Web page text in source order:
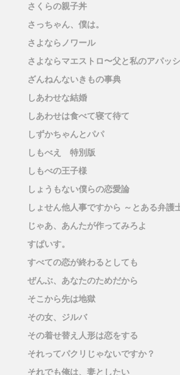
さくらの親子丼
さっちゃん、僕は。
さよならノワール
さよならマエストロ〜父と私のアパッ
ざんねんないきもの事典
しあわせな結婚
しあわせは食べて寝て待て
しずかちゃんとパパ
しもべえ 特別版
しもべの王子様
しょうもない僕らの恋愛論
しょせん他人事ですから ～とある弁護
じゃあ、あんたが作ってみろよ
すぱいす。
すべての恋が終わるとしても
ぜんぶ、あなたのためだから
そこから先は地獄
その女、ジルバ
その着せ替え人形は恋をする
それってパクリじゃないですか？
それでも俺は、妻としたい